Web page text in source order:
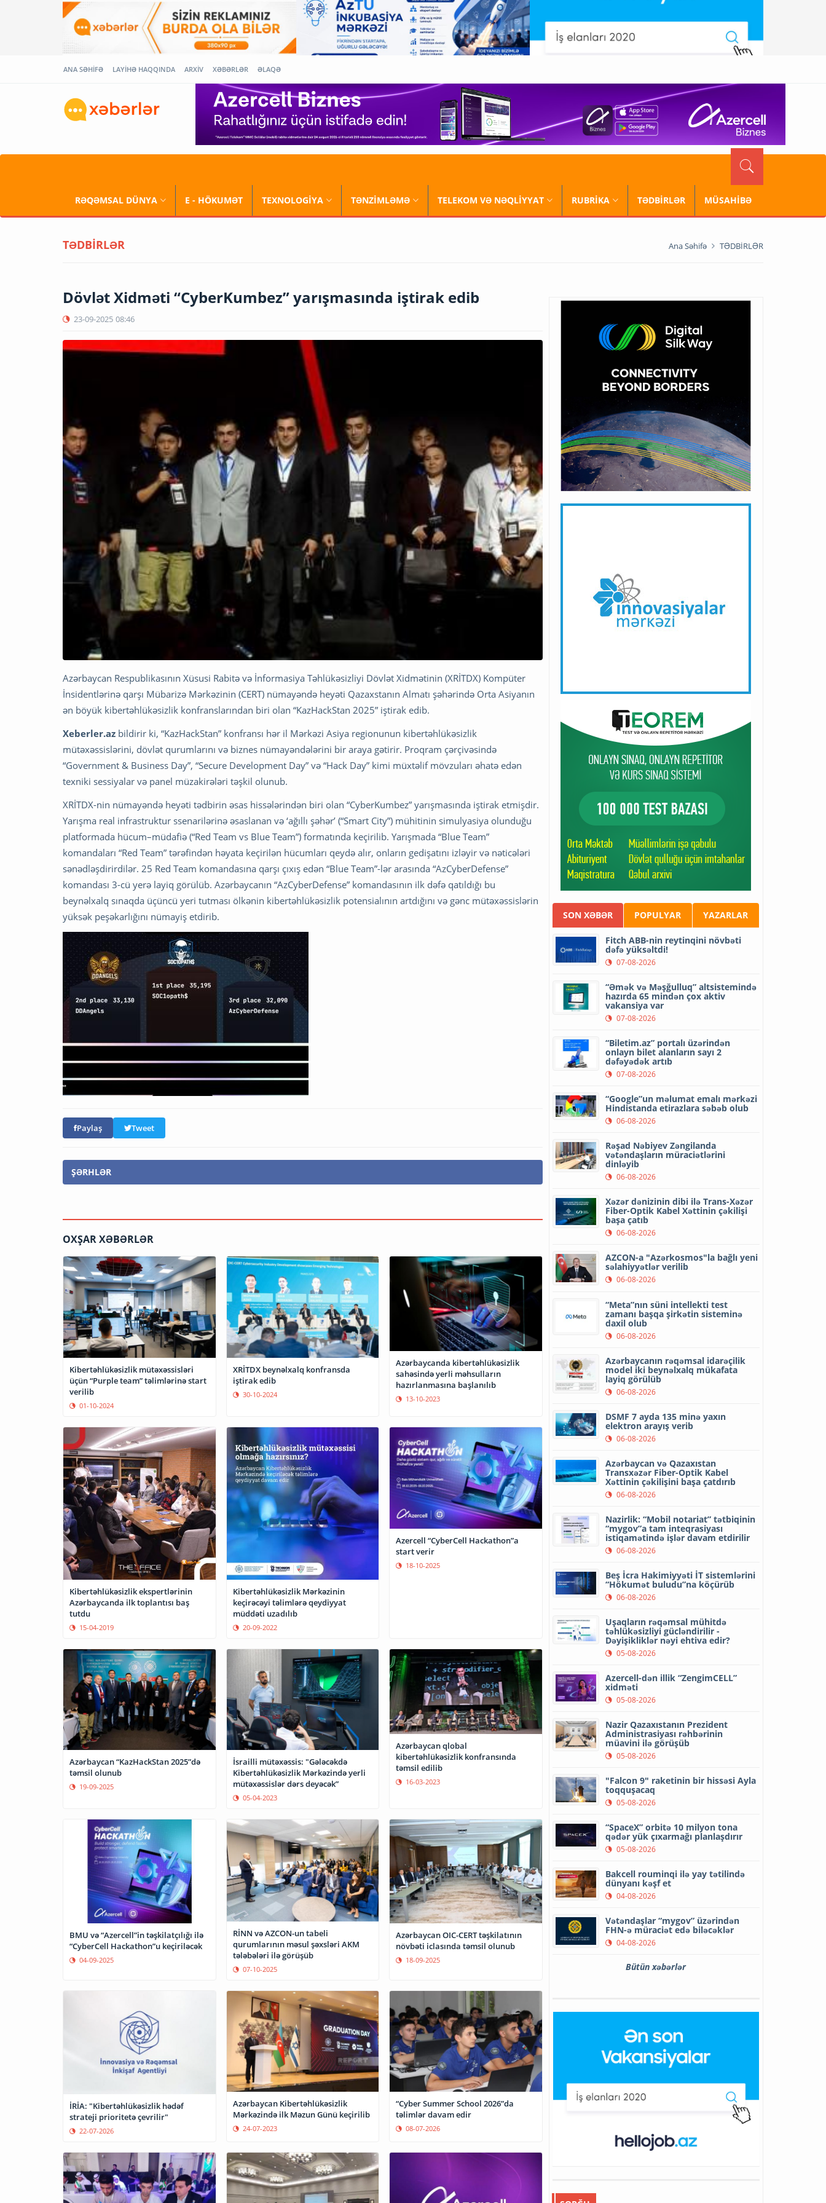
ANA SƏHİFƏ LAYİHƏ HAQQINDA ARXİV XƏBƏRLƏR ƏLAQƏ
RƏQƏMSAL DÜNYA E - HÖKUMƏT TEXNOLOGİYA TƏNZİMLƏMƏ TELEKOM VƏ NƏQLİYYAT RUBRİKA TƏDBİRLƏR MÜSAHİBƏ
TƏDBİRLƏR Ana Səhifə TƏDBİRLƏR
Dövlət Xidməti “CyberKumbez” yarışmasında iştirak edib
23-09-2025 08:46
Azərbaycan Respublikasının Xüsusi Rabitə və İnformasiya Təhlükəsizliyi Dövlət Xidmətinin (XRİTDX) Kompüter
İnsidentlərinə qarşı Mübarizə Mərkəzinin (CERT) nümayəndə heyəti Qazaxstanın Almatı şəhərində Orta Asiyanın
ən böyük kibertəhlükəsizlik konfranslarından biri olan “KazHackStan 2025” iştirak edib.
Xeberler.az bildirir ki, “KazHackStan” konfransı hər il Mərkəzi Asiya regionunun kibertəhlükəsizlik
mütəxəssislərini, dövlət qurumlarını və biznes nümayəndələrini bir araya gətirir. Proqram çərçivəsində
“Government & Business Day”, “Secure Development Day” və “Hack Day” kimi müxtəlif mövzuları əhatə edən
texniki sessiyalar və panel müzakirələri təşkil olunub.
XRİTDX-nin nümayəndə heyəti tədbirin əsas hissələrindən biri olan “CyberKumbez” yarışmasında iştirak etmişdir.
Yarışma real infrastruktur ssenarilərinə əsaslanan və ‘ağıllı şəhər’ (“Smart City”) mühitinin simulyasiya olunduğu
platformada hücum–müdafiə (“Red Team vs Blue Team”) formatında keçirilib. Yarışmada “Blue Team”
komandaları “Red Team” tərəfindən həyata keçirilən hücumları qeydə alır, onların gedişatını izləyir və nəticələri
sənədləşdirirdilər. 25 Red Team komandasına qarşı çıxış edən “Blue Team”-lər arasında “AzCyberDefense”
komandası 3-cü yerə layiq görülüb. Azərbaycanın “AzCyberDefense” komandasının ilk dəfə qatıldığı bu
beynəlxalq sınaqda üçüncü yeri tutması ölkənin kibertəhlükəsizlik potensialının artdığını və gənc mütəxəssislərin
yüksək peşəkarlığını nümayiş etdirib.
Paylaş Tweet
ŞƏRHLƏR
OXŞAR XƏBƏRLƏR
Kibertəhlükəsizlik mütəxəssisləri
üçün “Purple team” təlimlərinə start
verilib
01-10-2024
XRİTDX beynəlxalq konfransda
iştirak edib
30-10-2024
Azərbaycanda kibertəhlükəsizlik
sahəsində yerli məhsulların
hazırlanmasına başlanılıb
13-10-2023
Kibertəhlükəsizlik ekspertlərinin
Azərbaycanda ilk toplantısı baş
tutdu
15-04-2019
Kibertəhlükəsizlik Mərkəzinin
keçirəcəyi təlimlərə qeydiyyat
müddəti uzadılıb
20-09-2022
Azercell “CyberCell Hackathon”a
start verir
18-10-2025
Azərbaycan “KazHackStan 2025”də
təmsil olunub
19-09-2025
İsrailli mütəxəssis: "Gələcəkdə
Kibertəhlükəsizlik Mərkəzində yerli
mütəxəssislər dərs deyəcək”
05-04-2023
Azərbaycan qlobal
kibertəhlükəsizlik konfransında
təmsil edilib
16-03-2023
BMU və “Azercell”in təşkilatçılığı ilə
“CyberCell Hackathon”u keçiriləcək
04-09-2025
RİNN və AZCON-un tabeli
qurumlarının məsul şəxsləri AKM
tələbələri ilə görüşüb
07-10-2025
Azərbaycan OIC-CERT təşkilatının
növbəti iclasında təmsil olunub
18-09-2025
İRİA: "Kibertəhlükəsizlik hədəf
strateji prioritetə çevrilir"
22-07-2026
Azərbaycan Kibertəhlükəsizlik
Mərkəzində ilk Məzun Günü keçirilib
24-07-2023
“Cyber Summer School 2026”da
təlimlər davam edir
08-07-2026
SON XƏBƏR POPULYAR YAZARLAR
Fitch ABB-nin reytinqini növbəti
dəfə yüksəltdi!
07-08-2026
“Əmək və Məşğulluq” altsistemində
hazırda 65 mindən çox aktiv
vakansiya var
07-08-2026
“Biletim.az” portalı üzərindən
onlayn bilet alanların sayı 2
dəfəyədək artıb
07-08-2026
“Google”un məlumat emalı mərkəzi
Hindistanda etirazlara səbəb olub
06-08-2026
Rəşad Nəbiyev Zəngilanda
vətəndaşların müraciətlərini
dinləyib
06-08-2026
Xəzər dənizinin dibi ilə Trans-Xəzər
Fiber-Optik Kabel Xəttinin çəkilişi
başa çatıb
06-08-2026
AZCON-a "Azərkosmos"la bağlı yeni
səlahiyyətlər verilib
06-08-2026
“Meta”nın süni intellekti test
zamanı başqa şirkətin sisteminə
daxil olub
06-08-2026
Azərbaycanın rəqəmsal idarəçilik
model iki beynəlxalq mükafata
layiq görülüb
06-08-2026
DSMF 7 ayda 135 minə yaxın
elektron arayış verib
06-08-2026
Azərbaycan və Qazaxıstan
Transxəzər Fiber-Optik Kabel
Xəttinin çəkilişini başa çatdırıb
06-08-2026
Nazirlik: “Mobil notariat” tətbiqinin
“mygov”a tam inteqrasiyası
istiqamətində işlər davam etdirilir
06-08-2026
Beş İcra Hakimiyyəti İT sistemlərini
“Hökumət buludu”na köçürüb
06-08-2026
Uşaqların rəqəmsal mühitdə
təhlükəsizliyi gücləndirilir -
Dəyişikliklər nəyi ehtiva edir?
05-08-2026
Azercell-dən illik “ZengimCELL”
xidməti
05-08-2026
Nazir Qazaxıstanın Prezident
Administrasiyası rəhbərinin
müavini ilə görüşüb
05-08-2026
"Falcon 9" raketinin bir hissəsi Ayla
toqquşacaq
05-08-2026
“SpaceX” orbitə 10 milyon tona
qədər yük çıxarmağı planlaşdırır
05-08-2026
Bakcell rouminqi ilə yay tətilində
dünyanı kəşf et
04-08-2026
Vətəndaşlar “mygov” üzərindən
FHN-ə müraciət edə biləcəklər
04-08-2026
Bütün xəbərlər